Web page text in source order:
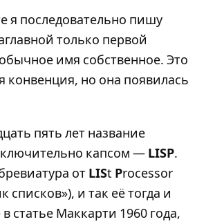
я последовательно пишу
только первой
имя собственное. Это
конвенция, но она появилась
пять лет название
капсом — LISP.
от LISt Processor
списков»), и так её тогда и
статье Маккарти 1960 года,